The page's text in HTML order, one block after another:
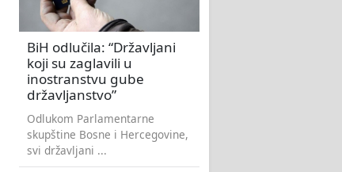
BiH odlučila: “Državljani
koji su zaglavili u
inostranstvu gube
državljanstvo”
Odlukom Parlamentarne
skupštine Bosne i Hercegovine,
svi državljani ...